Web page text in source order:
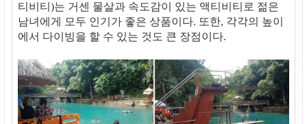
티비티)는 거센 물살과 속도감이 있는 액티비티로 젊은
남녀에게 모두 인기가 좋은 상품이다. 또한, 각각의 높이
에서 다이빙을 할 수 있는 것도 큰 장점이다.